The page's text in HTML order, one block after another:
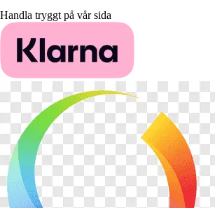
Handla tryggt på vår sida